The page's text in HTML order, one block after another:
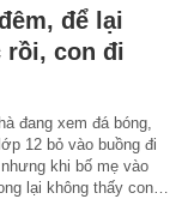
để lại
rồi, con đi
đang xem đá bóng,
12 bỏ vào buồng đi
khi bố mẹ vào
lại không thấy con…